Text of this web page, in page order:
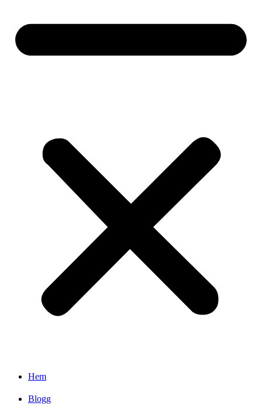
Hem
Blogg